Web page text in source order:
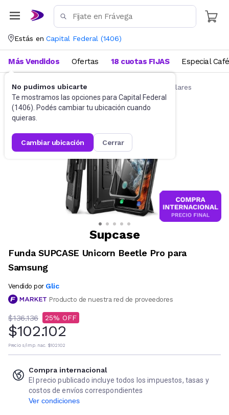
Estás en Capital Federal (1406)
No pudimos ubicarte
Te mostramos las opciones para Capital Federal
(1406). Podés cambiar tu ubicación cuando
quieras.
cambiar ubicación cerrar
Más Vendidos Ofertas 18 cuotas FIJAS Especial Café
Accesorios para Celulares Fundas para celulares
Supcase
Funda SUPCASE Unicorn Beetle Pro para
Samsung
Vendido por Glic
Producto de nuestra red de proveedores
$136.136 25
$102.102
Precio s/imp. nac. $102.102
Compra internacional
El precio publicado incluye todos los impuestos, tasas y
costos de envíos correspondientes
Ver condiciones